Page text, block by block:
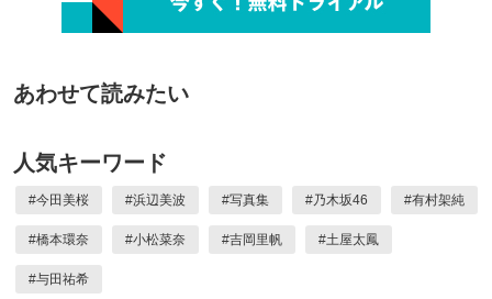
あわせて読みたい
人気キーワード
#今田美桜 #浜辺美波 #写真集 #乃木坂46 #有村架純
#橋本環奈 #小松菜奈 #吉岡里帆 #土屋太鳳
#与田祐希